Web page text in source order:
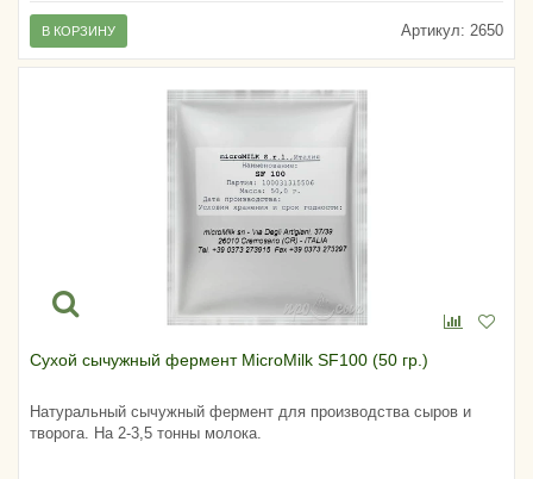
Артикул: 2650
В КОРЗИНУ
Сухой сычужный фермент MicroMilk SF100 (50 гр.)
Натуральный сычужный фермент для производства сыров и
творога. На 2-3,5 тонны молока.